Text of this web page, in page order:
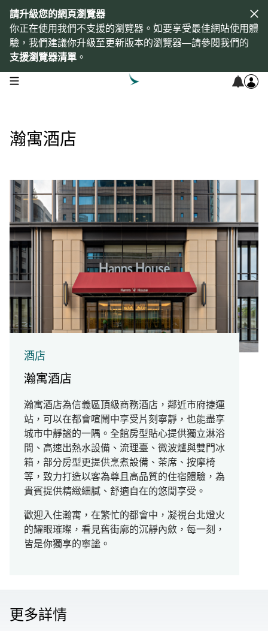
請升級您的網頁瀏覽器
你正在使用我們不支援的瀏覽器。如要享受最佳網站使用體
驗，我們建議你升級至更新版本的瀏覽器—請參閱我們的
支援瀏覽器清單 。
open navigation menu
瀚寓酒店
酒店
瀚寓酒店
瀚寓酒店為信義區頂級商務酒店，鄰近市府捷運
站，可以在都會喧鬧中享受片刻寧靜，也能盡享
城市中靜謐的一隅。全館房型貼心提供獨立淋浴
間、高速出熱水設備、流理臺、微波爐與雙門冰
箱，部分房型更提供烹煮設備、茶席、按摩椅
等，致力打造以客為尊且高品質的住宿體驗，為
貴賓提供精緻細膩、舒適自在的悠閒享受。
歡迎入住瀚寓，在繁忙的都會中，凝視台北燈火
的耀眼璀璨，看見舊街廓的沉靜內斂，每一刻，
皆是你獨享的寧謐。
更多詳情